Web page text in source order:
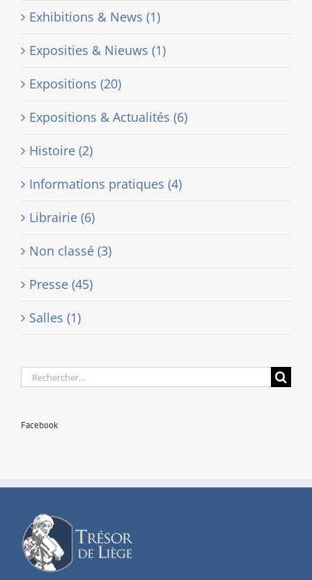
Exhibitions & News (1)
Exposities & Nieuws (1)
Expositions (20)
Expositions & Actualités (6)
Histoire (2)
Informations pratiques (4)
Librairie (6)
Non classé (3)
Presse (45)
Salles (1)
Rechercher:
Facebook